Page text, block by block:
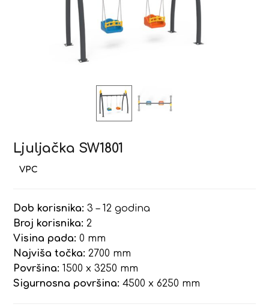
Ljuljačka SW1801
Dob korisnika: 3 – 12 godina
Broj korisnika: 2
Visina pada: 0 mm
Najviša točka: 2700 mm
Površina: 1500 x 3250 mm
Sigurnosna površina: 4500 x 6250 mm